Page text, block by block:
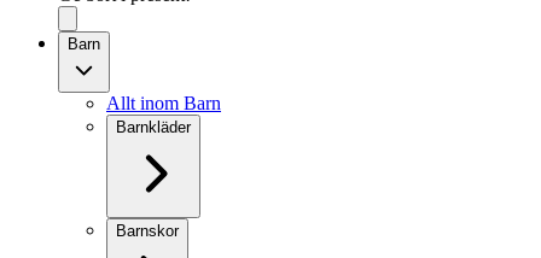
Barn
Allt inom Barn
Barnkläder
Barnskor